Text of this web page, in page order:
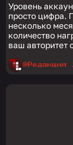
Уровень
просто цифра.
несколько
количество
ваш авторитет
@Редакция